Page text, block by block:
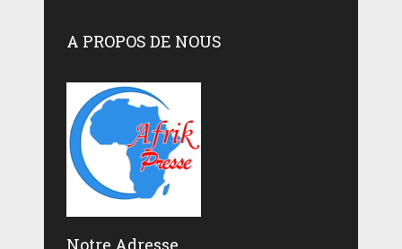
A PROPOS DE NOUS
Notre Adresse